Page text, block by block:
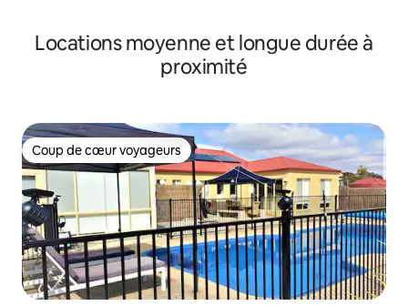
Locations moyenne et longue durée à
proximité
Coup de cœur voyageurs
Coup de cœur voyageurs